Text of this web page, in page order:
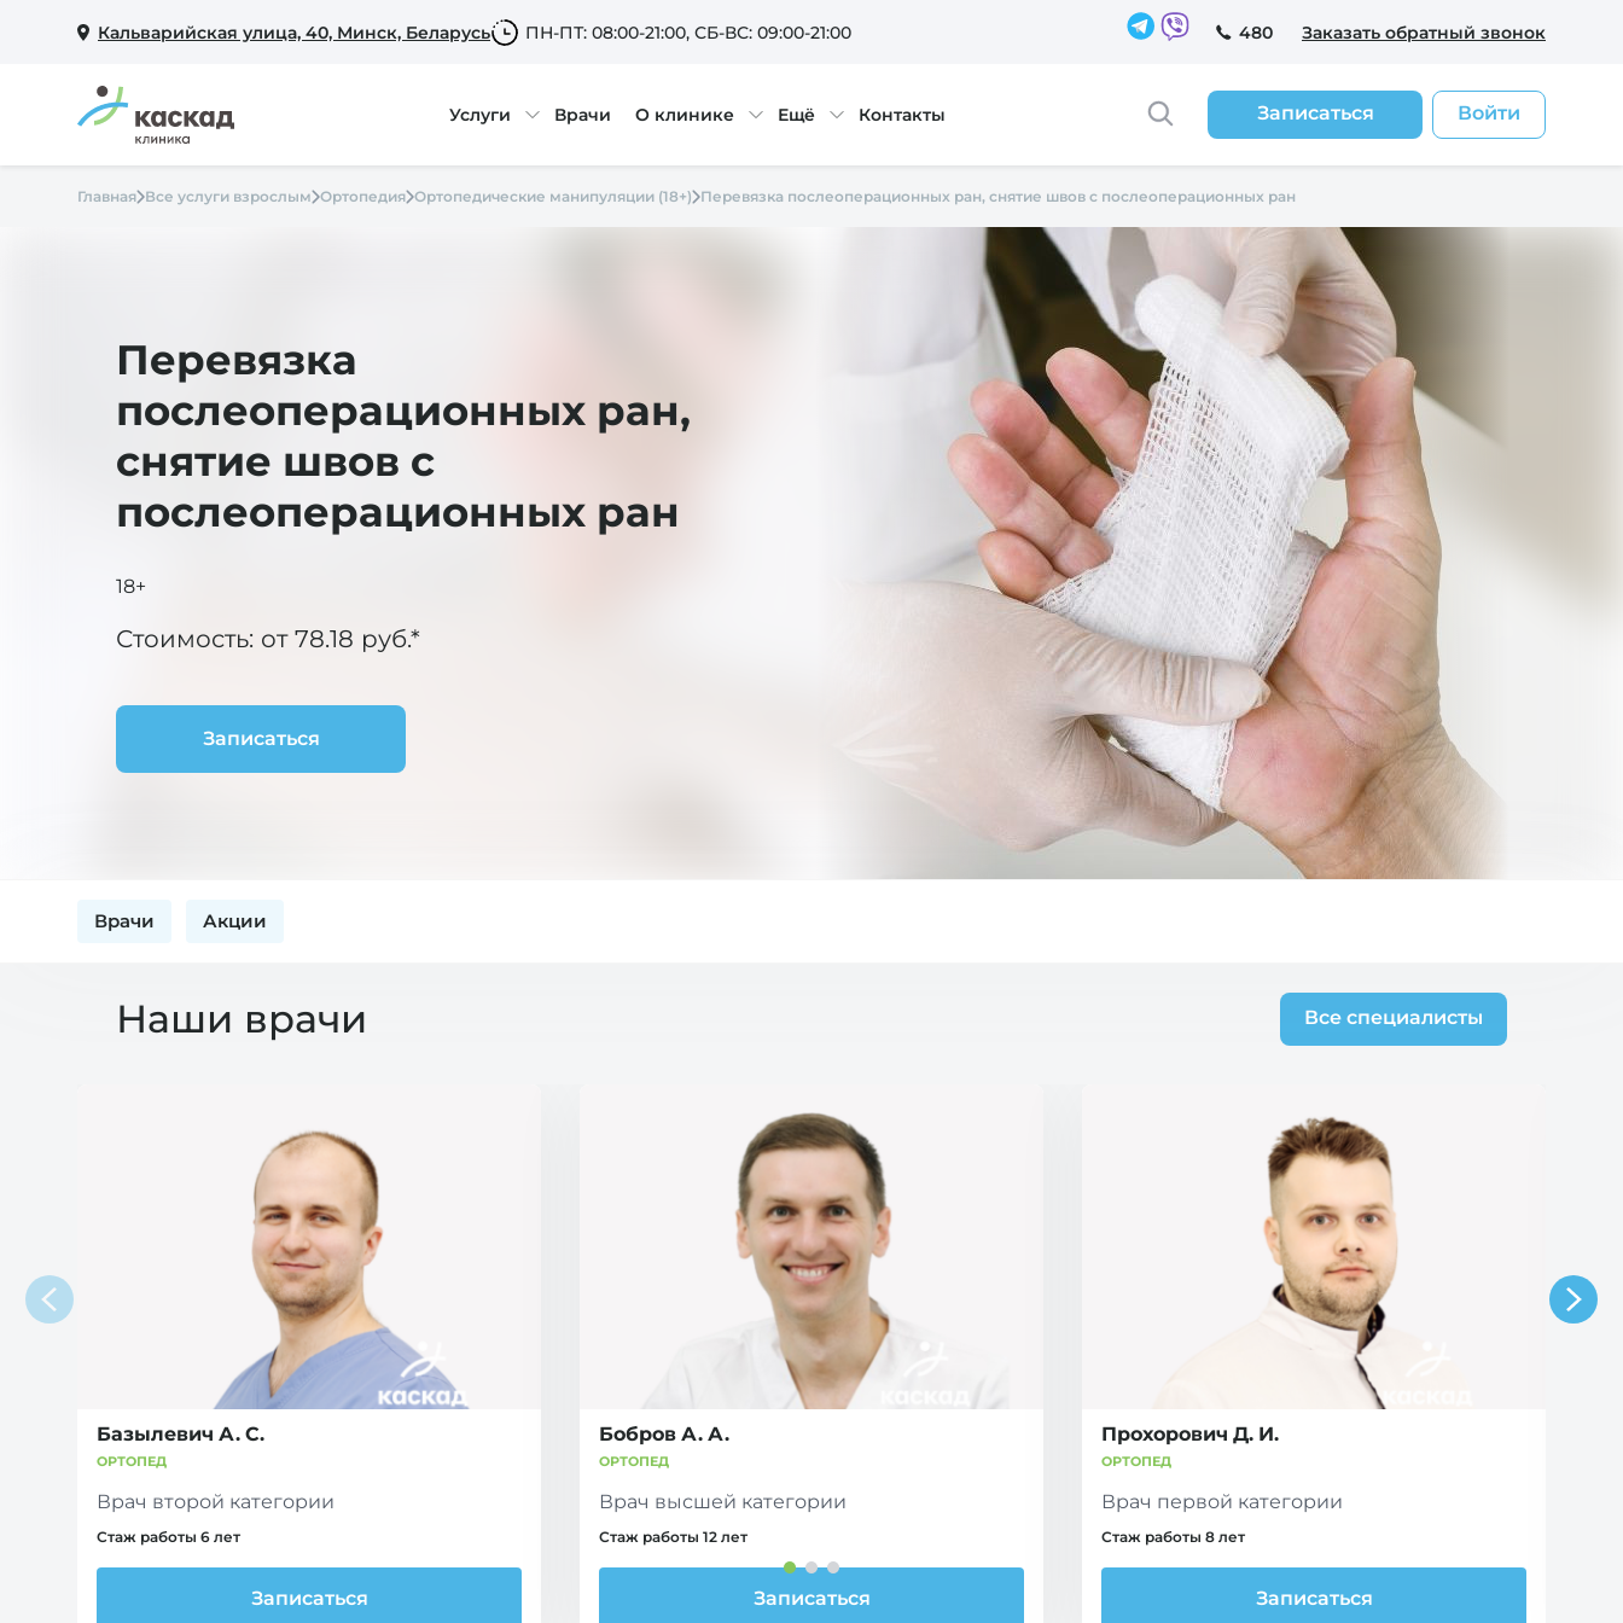
Кальварийская улица, 40, Минск, Беларусь ПН-ПТ: 08:00-21:00, СБ-ВС: 09:00-21:00 480 Заказать обратный звонок
Услуги Врачи О клинике Ещё Контакты Записаться Войти
Главная Все услуги взрослым Ортопедия Ортопедические манипуляции (18+) Перевязка послеоперационных ран, снятие швов с послеоперационных ран
Перевязка
послеоперационных ран,
снятие швов с
послеоперационных ран
18+
Стоимость: от 78.18 руб.*
Записаться
Врачи Акции
Наши врачи Все специалисты
Базылевич А. С.
ОРТОПЕД
Врач второй категории
Стаж работы 6 лет
Записаться
Бобров А. А.
ОРТОПЕД
Врач высшей категории
Стаж работы 12 лет
Записаться
Прохорович Д. И.
ОРТОПЕД
Врач первой категории
Стаж работы 8 лет
Записаться